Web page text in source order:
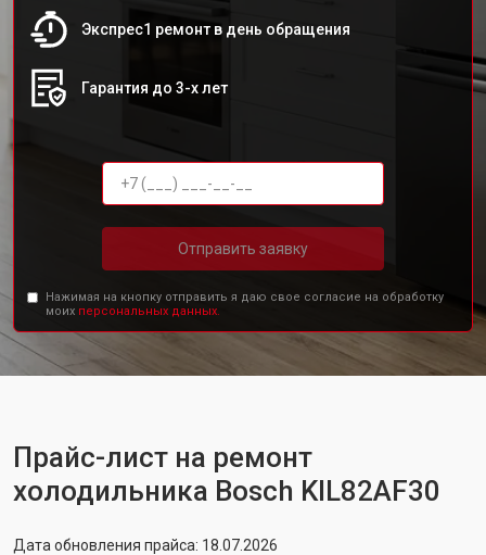
Экспрес1 ремонт в день обращения
Гарантия до 3-х лет
Отправить заявку
Нажимая на кнопку отправить я даю свое согласие на обработку
моих персональных данных.
Прайс-лист на ремонт
холодильника Bosch KIL82AF30
Дата обновления прайса: 18.07.2026